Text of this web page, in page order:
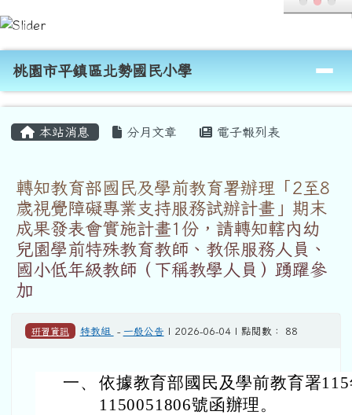
跳至主內容區
桃園市平鎮區北勢國民小學
導覽列
桃園市平鎮區北勢國民小學
本站消息 分月文章 電子報列表
轉知教育部國民及學前教育署辦理「2至8
歲視覺障礙專業支持服務試辦計畫」期末
成果發表會實施計畫1份，請轉知轄內幼
兒園學前特殊教育教師、教保服務人員、
國小低年級教師（下稱教學人員）踴躍參
加
研習資訊 特教組 - 一般公告 | 2026-06-04 | 點閱數： 88
一、 依據教育部國民及學前教育署
1150051806號函辦理。